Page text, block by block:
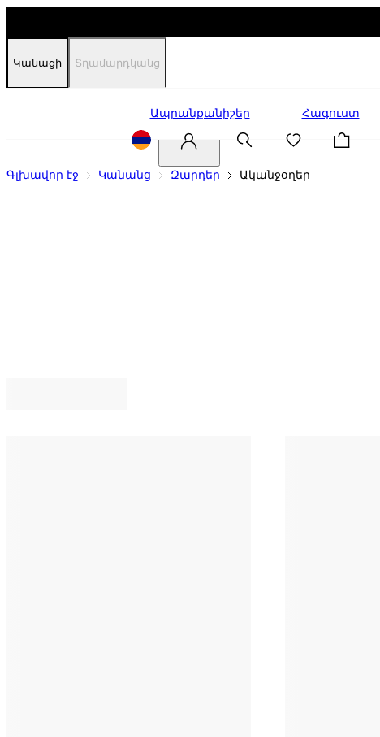
Կանացի Տղամարդկանց
Ապրանքանիշեր Հագուստ
Գլխավոր էջ Կանանց Զարդեր Ականջօղեր